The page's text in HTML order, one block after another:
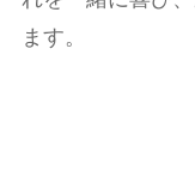
ます。